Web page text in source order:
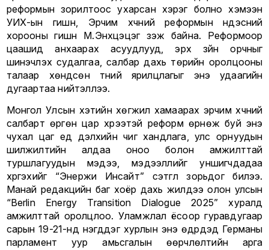
реформын зорилтоос ухарсан хэрэг болно хэмээн
УИХ-ын гишүүн, Эрчим хүчний реформын үндэсний
хорооны гишүүн М.Энхцэцэг үзэж байна. Реформоор
цаашид анхаарах асуудлууд, эрх зүйн орчныг
шинэчлэх судалгаа, салбар дахь төрийн оролцооны
талаар хөндсөн түүний ярилцлагыг энэ удаагийн
дугаартаа нийтэллээ.
Монгол Улсын хэтийн хөгжил хамаарах эрчим хүчний
салбарт өргөн цар хүрээтэй реформ өрнөж буй энэ
чухал цаг үед дэлхийн чиг хандлага, улс орнуудын
шилжилтийн алдаа оноо болон амжилттай
туршлагуудын мэдээ, мэдээллийг уншигчдадаа
хүргэхийг “Энержи Инсайт” сэтгүүл зорьдог билээ.
Манай редакцийн баг хоёр дахь жилдээ олон улсын
“Berlin Energy Transition Dialogue 2025” хуралд
амжилттай оролцлоо. Уламжлал ёсоор гуравдугаар
сарын 19-21-нд нэгддэг хурлын энэ өдрүүдэд Германы
парламент уур амьсгалын өөрчлөлтийн арга